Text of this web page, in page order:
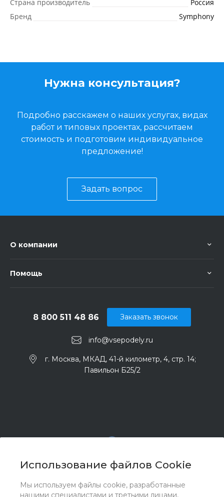
Использование файлов Cookie
Мы используем файлы cookie, разработанные
нашими специалистами и третьими лицами,
Страна производитель
Россия
Бренд
Symphony
Нужна консультация?
Подробно расскажем о наших услугах, видах
работ и типовых проектах, рассчитаем
стоимость и подготовим индивидуальное
предложение!
Задать вопрос
О компании
Помощь
info@vsepodely.ru
8 800 511 48 86
г. Москва, МКАД, 41-й километр, 4, стр. 14;
Павильон Б25/2
Заказать звонок
© 2017 - 2026 ООО "Комплектстрой 41", Все права